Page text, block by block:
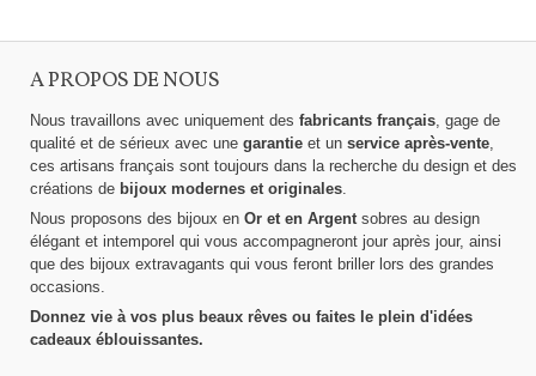
A PROPOS DE NOUS
Nous travaillons avec uniquement des fabricants français, gage de
qualité et de sérieux avec une garantie et un service après-vente,
ces artisans français sont toujours dans la recherche du design et des
créations de bijoux modernes et originales.
Nous proposons des bijoux en Or et en Argentsobres au design
élégant et intemporel qui vous accompagneront jour après jour, ainsi
que des bijoux extravagants qui vous feront briller lors des grandes
occasions.
Donnez vie à vos plus beaux rêves ou faites le plein d'idées
cadeaux éblouissantes.